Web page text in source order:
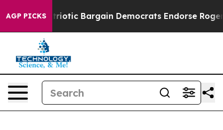
AGP PICKSPatriotic Bargain Democrats Endorse Rogers,